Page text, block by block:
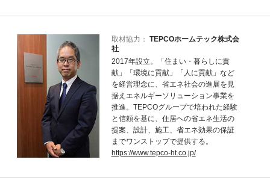
取材協力： TEPCOホームテック株式会
社
2017年設立。「住まい・暮らしに貢
献」「環境に貢献」「人に貢献」など
を経営理念に、省エネ社会の進展を見
据えエネルギーソリューション事業を
推進。TEPCOグループで培われた経験
と信頼を基に、住居への省エネ生活の
提案、設計、施工、省エネ効果の保証
までワンストップで提供する。
https://www.tepco-ht.co.jp/